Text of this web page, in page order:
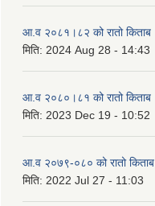
आ.व २०८१।८२ को रातो किताब
मिति: 2024 Aug 28 - 14:43
आ.व २०८०।८१ को रातो किताब
मिति: 2023 Dec 19 - 10:52
आ.व २०७९-०८० को रातो किताब
मिति: 2022 Jul 27 - 11:03